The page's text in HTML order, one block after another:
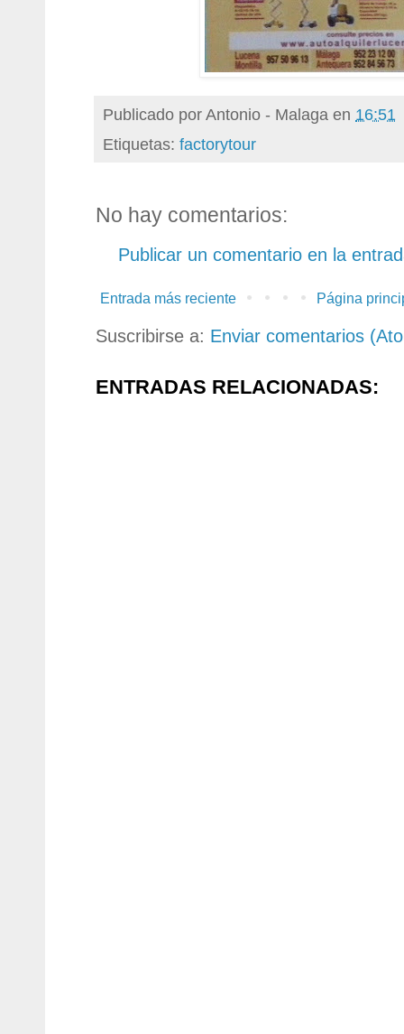
Publicado porAntonio - Malaga en 16:51
Etiquetas: factorytour
No hay comentarios:
Publicar un comentario en la
Entrada más reciente Página
Suscribirse a: Enviar comentarios
ENTRADAS RELACIONADAS: